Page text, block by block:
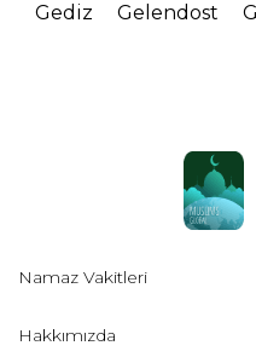
Gediz Gelendost
Namaz Vakitleri
Hakkımızda